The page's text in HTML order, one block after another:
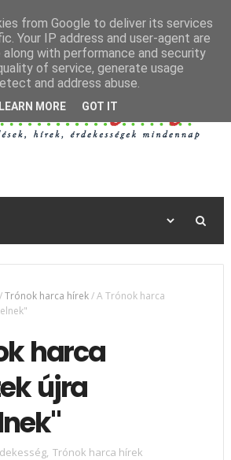
/Trónok harca hírek/A Trónok harca
harca
újra
, Trónok harca hírek
from Google to deliver its services
Your IP address and user-agent are
along with performance and security
of service, generate usage
and address abuse.
LEARN MORE GOT IT